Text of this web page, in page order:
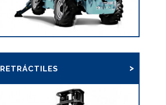
RETRÁCTILES